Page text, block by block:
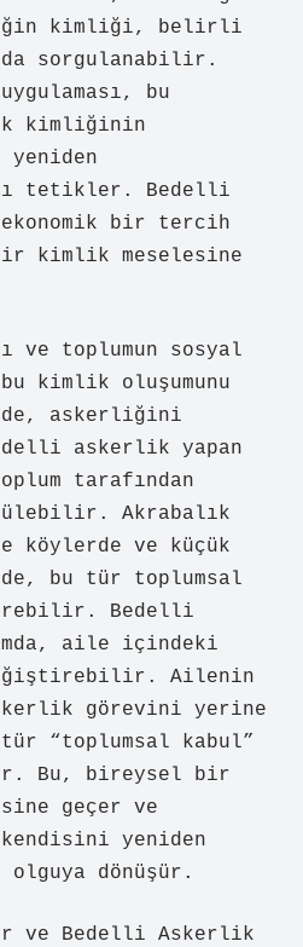
kimliği, belirli
sorgulanabilir.
bu
kimliğinin
yeniden
tetikler. Bedelli
bir tercih
kimlik meselesine
ve toplumun sosyal
kimlik oluşumunu
askerliğini
askerlik yapan
tarafından
Akrabalık
köylerde ve küçük
bu tür toplumsal
Bedelli
aile içindeki
Ailenin
görevini yerine
“toplumsal kabul”
Bu, bireysel bir
geçer ve
yeniden
dönüşür.
ve Bedelli Askerlik